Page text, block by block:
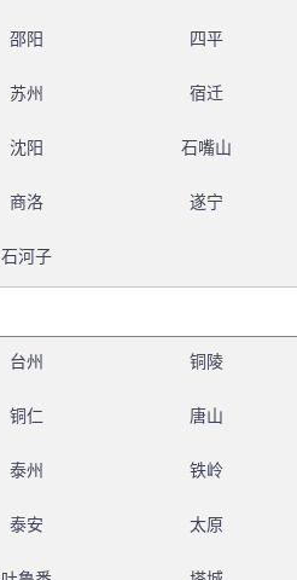
邵阳 四平
苏州 宿迁
沈阳 石嘴山
商洛 遂宁
石河子
台州 铜陵
铜仁 唐山
泰州 铁岭
泰安 太原